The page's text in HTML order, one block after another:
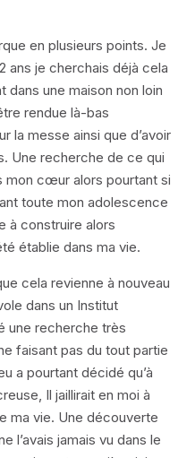
en plusieurs points. Je
ans je cherchais déjà cela
dans une maison non loin
rendue là-bas
la messe ainsi que d’avoir
Une recherche de ce qui
mon cœur alors pourtant si
toute mon adolescence
à construire alors
établie dans ma vie.
cela revienne à nouveau
dans un Institut
une recherche très
faisant pas du tout partie
a pourtant décidé qu’à
Il jaillirait en moi à
ma vie. Une découverte
l’avais jamais vu dans le